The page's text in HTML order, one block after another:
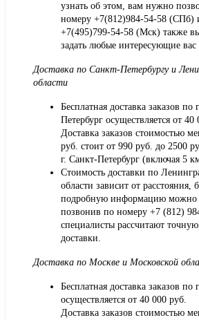
узнать об этом, вам нужно
номеру +7(812)984-54-58 (СПб)
+7(495)799-54-58 (Мск) также
задать любые интересующие
Доставка по Санкт-Петербургу и
области
Бесплатная доставка заказов по
Петербург осуществляется от 40
Доставка заказов стоимостью
руб. стоит от 990 руб. до 2500
г. Санкт-Петербург (включая 5
Стоимость доставки по
области зависит от расстояния,
подробную информацию можно
позвонив по номеру +7 (812)
специалисты рассчитают
доставки.
Доставка по Москве и Московской
Бесплатная доставка заказов по
осуществляется от 40 000 руб.
Доставка заказов стоимостью